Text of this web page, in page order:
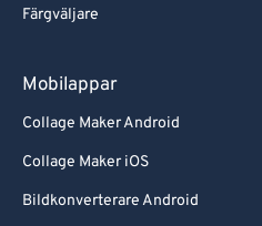
Färgväljare
Mobilappar
Collage Maker Android
Collage Maker iOS
Bildkonverterare Android